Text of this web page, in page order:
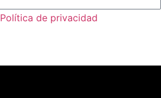
Política de privacidad